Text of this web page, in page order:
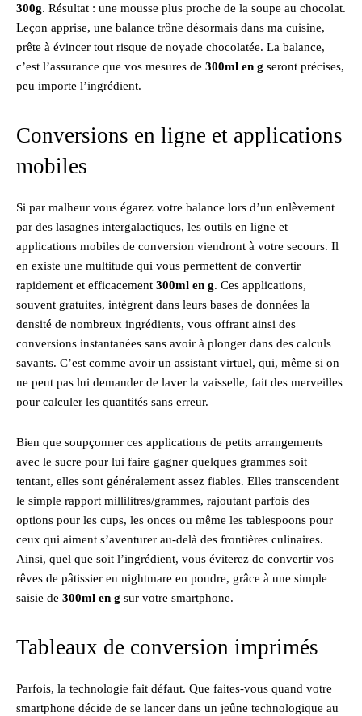
300g. Résultat : une mousse plus proche de la soupe au chocolat.
Leçon apprise, une balance trône désormais dans ma cuisine,
prête à évincer tout risque de noyade chocolatée. La balance,
c’est l’assurance que vos mesures de 300ml en g seront précises,
peu importe l’ingrédient.
Conversions en ligne et applications
mobiles
Si par malheur vous égarez votre balance lors d’un enlèvement
par des lasagnes intergalactiques, les outils en ligne et
applications mobiles de conversion viendront à votre secours. Il
en existe une multitude qui vous permettent de convertir
rapidement et efficacement 300ml en g. Ces applications,
souvent gratuites, intègrent dans leurs bases de données la
densité de nombreux ingrédients, vous offrant ainsi des
conversions instantanées sans avoir à plonger dans des calculs
savants. C’est comme avoir un assistant virtuel, qui, même si on
ne peut pas lui demander de laver la vaisselle, fait des merveilles
pour calculer les quantités sans erreur.
Bien que soupçonner ces applications de petits arrangements
avec le sucre pour lui faire gagner quelques grammes soit
tentant, elles sont généralement assez fiables. Elles transcendent
le simple rapport millilitres/grammes, rajoutant parfois des
options pour les cups, les onces ou même les tablespoons pour
ceux qui aiment s’aventurer au-delà des frontières culinaires.
Ainsi, quel que soit l’ingrédient, vous éviterez de convertir vos
rêves de pâtissier en nightmare en poudre, grâce à une simple
saisie de 300ml en g sur votre smartphone.
Tableaux de conversion imprimés
Parfois, la technologie fait défaut. Que faites-vous quand votre
smartphone décide de se lancer dans un jeûne technologique au